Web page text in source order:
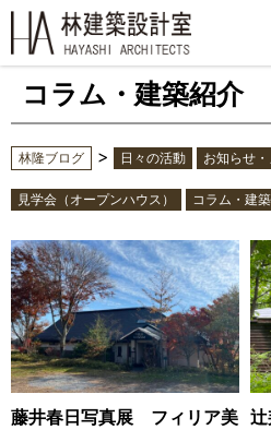
コラム・建築紹介
林隆ブログ > 日々の活動 お知らせ
見学会（オープンハウス） コラム・建
藤井春日写真展 フィリア美 辻